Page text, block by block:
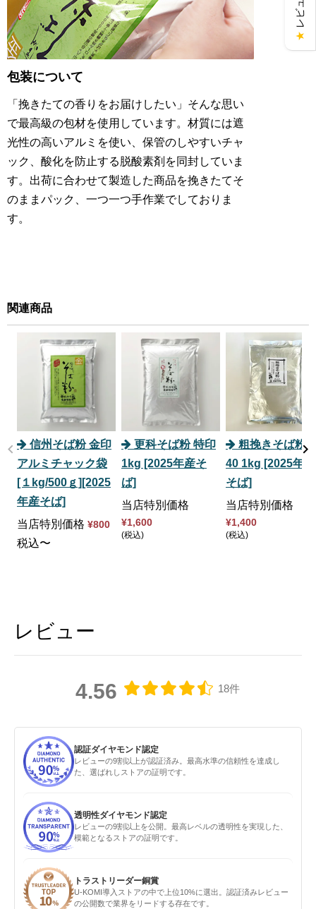
包装について
「挽きたての香りをお届けしたい」そんな思い
で最高級の包材を使用しています。材質には遮
光性の高いアルミを使い、保管のしやすいチャ
ック、酸化を防止する脱酸素剤を同封していま
す。出荷に合わせて製造した商品を挽きたてそ
のままパック、一つ一つ手作業でしておりま
す。
関連商品
信州そば粉 金印
アルミチャック袋
[１kg/500ｇ][2025
年産そば]
当店特別価格 ¥800
税込〜
更科そば粉 特印
1kg [2025年産そ
ば]
当店特別価格
¥1,600
税込
粗挽きそば粉
40 1kg [2025年産
そば]
当店特別価格
¥1,400
税込
レビュー
4.56 18件
認証ダイヤモンド認定
レビューの9割以上が認証済み。最高水準の信頼性を達成し
た、選ばれしストアの証明です。
透明性ダイヤモンド認定
レビューの9割以上を公開。最高レベルの透明性を実現した、
模範となるストアの証明です。
トラストリーダー銅賞
U-KOMI導入ストアの中で上位10%に選出。認証済みレビュー
の公開数で業界をリードする存在です。
★